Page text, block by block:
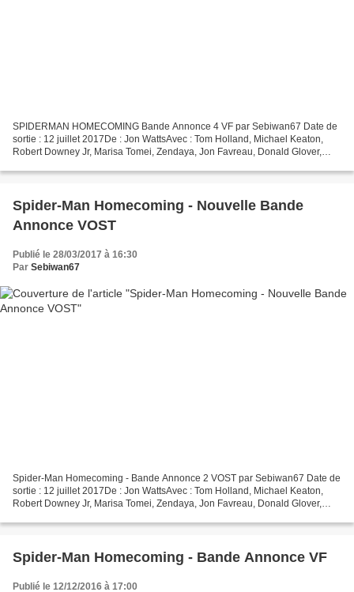
SPIDERMAN HOMECOMING Bande Annonce 4 VF par Sebiwan67 Date de
sortie : 12 juillet 2017De : Jon WattsAvec : Tom Holland, Michael Keaton,
Robert Downey Jr, Marisa Tomei, Zendaya, Jon Favreau, Donald Glover,
Spider-Man Homecoming - Nouvelle Bande
Annonce VOST
Publié le 28/03/2017 à 16:30
Par Sebiwan67
Spider-Man Homecoming - Bande Annonce 2 VOST par Sebiwan67 Date de
sortie : 12 juillet 2017De : Jon WattsAvec : Tom Holland, Michael Keaton,
Robert Downey Jr, Marisa Tomei, Zendaya, Jon Favreau, Donald Glover,
Spider-Man Homecoming - Bande Annonce VF
Publié le 12/12/2016 à 17:00